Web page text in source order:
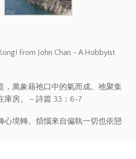
From John Chan - A Hobbyist
，萬象藉祂口中的氣而成。祂聚集
庫房。－詩篇 33：6-7
心境轉。煩惱來自偏執一切也依戀